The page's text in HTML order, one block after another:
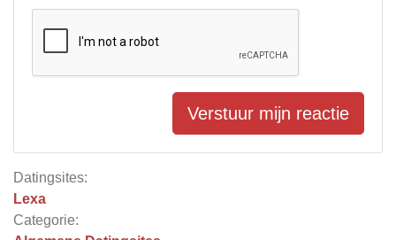
Datingsites:
Lexa
Categorie:
Verstuur mijn reactie